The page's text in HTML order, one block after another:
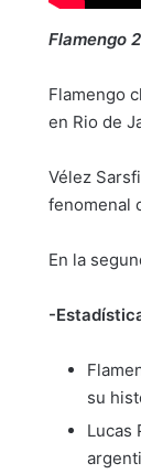
Flamengo
Flamengo
en Rio de
Vélez
fenomenal
En la
-
su
Lucas